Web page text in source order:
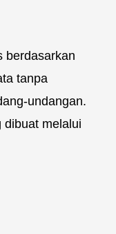
berdasarkan
tanpa
undangan.
dibuat melalui